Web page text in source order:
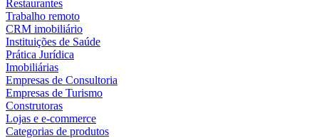
Restaurantes
Trabalho remoto
CRM imobiliário
Instituições de Saúde
Prática Jurídica
Imobiliárias
Empresas de Consultoria
Empresas de Turismo
Construtoras
Lojas e e-commerce
Categorias de produtos